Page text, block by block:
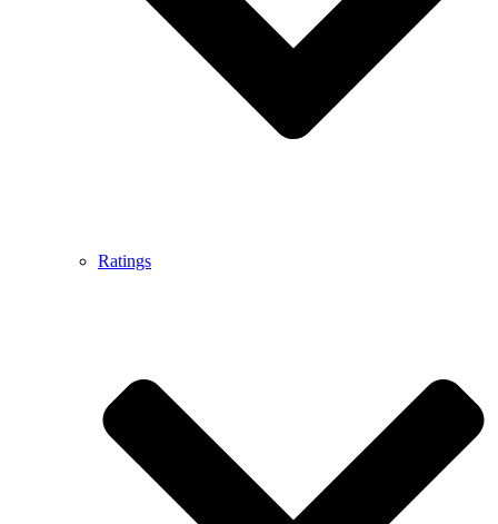
Ratings